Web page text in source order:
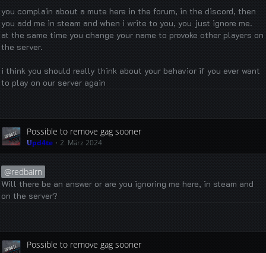
you complain about a mute here in the forum, in the discord, then
you add me in steam and when i write to you, you just ignore me.
at the same time you change your name to provoke other players on
the server.
i think you should really think about your behavior if you ever want
to play on our server again
Possible to remove gag sooner
Upd4te 2. März 2024
redbairn
Will there be an answer or are you ignoring me here, in steam and
on the server?
Possible to remove gag sooner